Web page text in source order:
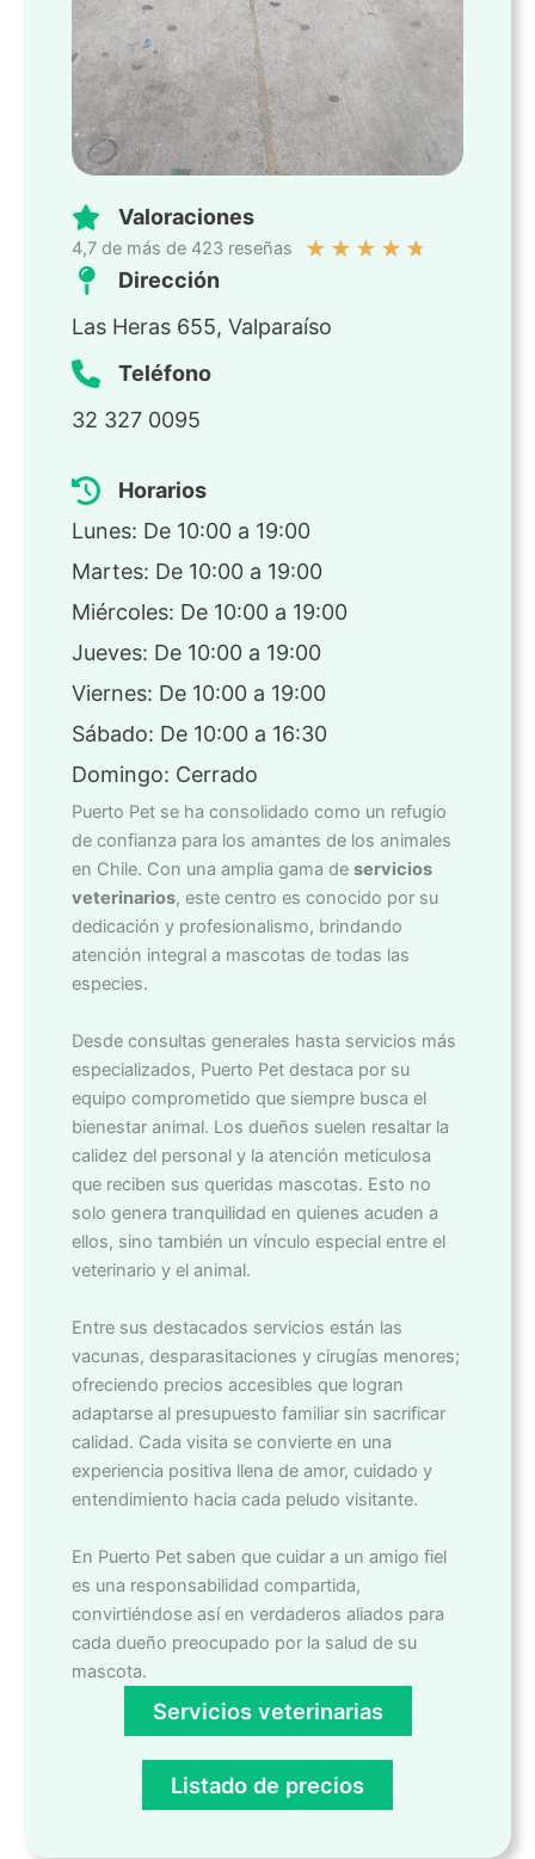
Valoraciones
4,7 de más de 423 reseñas ★ ★ ★ ★ ★
Dirección
Las Heras 655, Valparaíso
Teléfono
32 327 0095
Horarios
Lunes: De 10:00 a 19:00
Martes: De 10:00 a 19:00
Miércoles: De 10:00 a 19:00
Jueves: De 10:00 a 19:00
Viernes: De 10:00 a 19:00
Sábado: De 10:00 a 16:30
Domingo: Cerrado
Puerto Pet se ha consolidado como un refugio
de confianza para los amantes de los animales
en Chile. Con una amplia gama de servicios
veterinarios, este centro es conocido por su
dedicación y profesionalismo, brindando
atención integral a mascotas de todas las
especies.
Desde consultas generales hasta servicios más
especializados, Puerto Pet destaca por su
equipo comprometido que siempre busca el
bienestar animal. Los dueños suelen resaltar la
calidez del personal y la atención meticulosa
que reciben sus queridas mascotas. Esto no
solo genera tranquilidad en quienes acuden a
ellos, sino también un vínculo especial entre el
veterinario y el animal.
Entre sus destacados servicios están las
vacunas, desparasitaciones y cirugías menores;
ofreciendo precios accesibles que logran
adaptarse al presupuesto familiar sin sacrificar
calidad. Cada visita se convierte en una
experiencia positiva llena de amor, cuidado y
entendimiento hacia cada peludo visitante.
En Puerto Pet saben que cuidar a un amigo fiel
es una responsabilidad compartida,
convirtiéndose así en verdaderos aliados para
cada dueño preocupado por la salud de su
mascota.
Servicios veterinarias
Listado de precios